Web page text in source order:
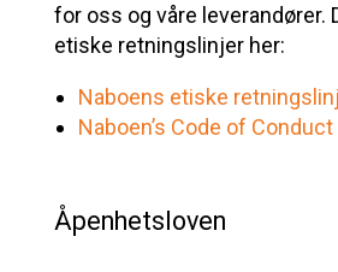
for oss og våre leverandører.
etiske retningslinjer her:
Naboens etiske
Naboen’s Code of Conduct
Åpenhetsloven